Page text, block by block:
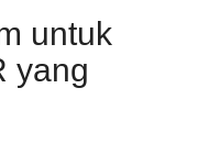
untuk
yang